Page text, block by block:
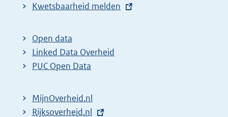
E
t
e
r
l
Kwetsbaarheid melden
Open data
Linked Data Overheid
PUC Open Data
MijnOverheid.nl
E
Rijksoverheid.nl